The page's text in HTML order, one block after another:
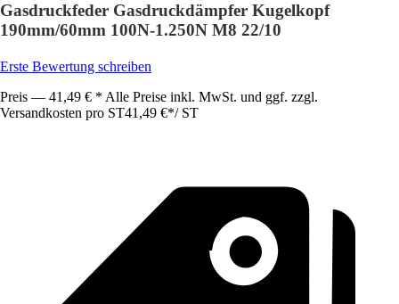
Gasdruckfeder Gasdruckdämpfer Kugelkopf
190mm/60mm 100N-1.250N M8 22/10
Erste Bewertung schreiben
Preis — 41,49 € * Alle Preise inkl. MwSt. und ggf. zzgl.
Versandkosten pro ST41,49 €*/ ST